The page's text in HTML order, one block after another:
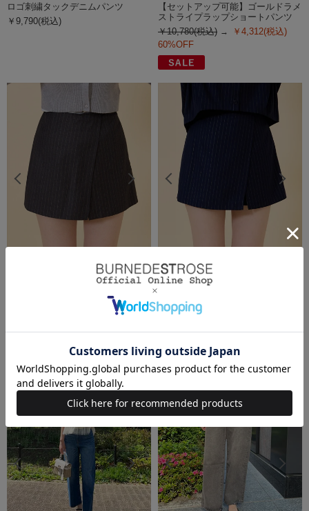
ロゴ刺繍タックデニムパンツ
￥9,790(税込)
【セットアップ可能】ゴールドラメ
ストライプラップショートパンツ
￥10,780(税込)
￥4,312(税込)
60%OFF
REDYAZEL（レディアゼル）
ストライプラップショートパンツ
￥4,312(税込)
60%OFF
REDYAZEL（レディアゼル）
ストライプラップショートパンツ
￥10,780(税込)
60%OFF